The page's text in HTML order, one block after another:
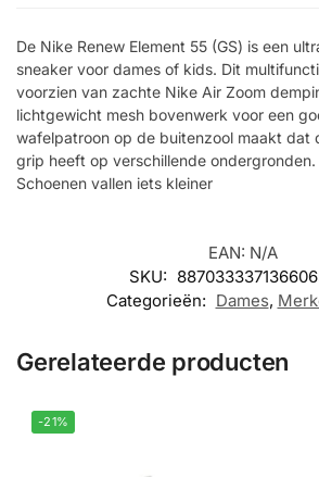
De Nike Renew Element 55 (GS) is een
sneaker voor dames of kids. Dit
voorzien van zachte Nike Air Zoom
lichtgewicht mesh bovenwerk voor een
wafelpatroon op de buitenzool maakt dat
grip heeft op verschillende ondergronden.
Schoenen vallen iets kleiner
EAN: N/A
SKU:
Categorieën: Dames,
Gerelateerde producten
-21%